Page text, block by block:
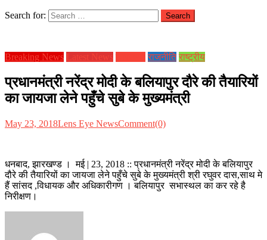
Search for:
Breaking News Latest News राजनीति राष्ट्रीय
प्रधानमंत्री नरेंद्र मोदी के बलियापुर दौरे की तैयारियों
का जायजा लेने पहुँचे सुबे के मुख्यमंत्री
May 23, 2018Lens Eye NewsComment(0)
धनबाद, झारखण्ड । मई | 23, 2018 :: प्रधानमंत्री नरेंद्र मोदी के बलियापुर
दौरे की तैयारियों का जायजा लेने पहुँचे सुबे के मुख्यमंत्री श्री रघुवर दास,साथ मे
हैं सांसद ,विधायक और अधिकारीगण । बलियापुर सभास्थल का कर रहे है
निरीक्षण।